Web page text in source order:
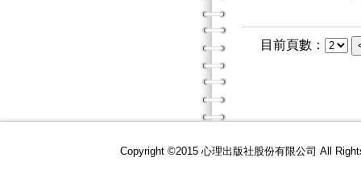
目前頁數：
Copyright ©2015 心理出版社股份有限公司 All